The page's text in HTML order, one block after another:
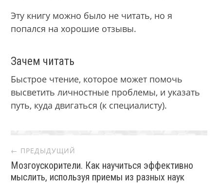
Эту книгу можно было не читать, но я
попался на хорошие отзывы.
Зачем читать
Быстрое чтение, которое может помочь
высветить личностные проблемы, и указать
путь, куда двигаться (к специалисту).
Post
navigation
← ПРЕДЫДУЩИЙ
Мозгоускорители. Как научиться эффективно
мыслить, используя приемы из разных наук